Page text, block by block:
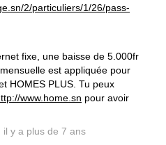
2/particuliers/1/26/pass-
fixe, une baisse de 5.000fr
est appliquée pour
HOMES PLUS. Tu peux
www.home.sn pour avoir
il y a plus de 7 ans